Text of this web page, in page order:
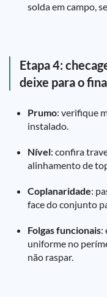
solda em campo,
Etapa 4:
deixe para o
Prumo: verifique
instalado.
Nível: confira
alinhamento de
Coplanaridade:
face do conjunto
Folgas funcionais:
uniforme no
não raspar.